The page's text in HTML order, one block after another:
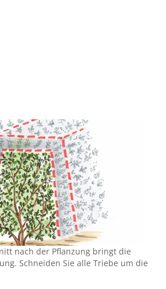
nach der Pflanzung bringt die
Schneiden Sie alle Triebe um die